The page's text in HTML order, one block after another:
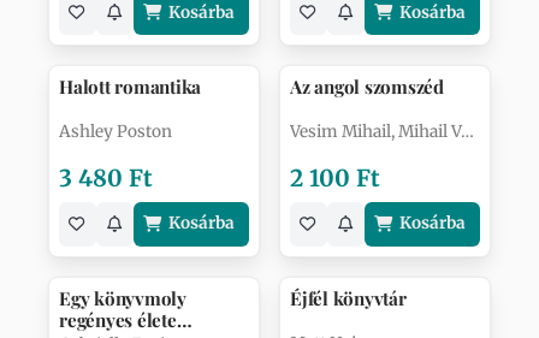
Kosárba Kosárba
Halott romantika
Ashley Poston
3 480 Ft
Kosárba
Az angol szomszéd
Vesim Mihail, Mihail Vesim
2 100 Ft
Kosárba
Egy könyvmoly
regényes élete
Éjfél könyvtár